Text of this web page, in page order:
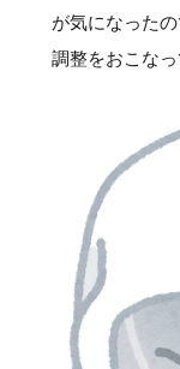
が気になった
調整をおこなっ